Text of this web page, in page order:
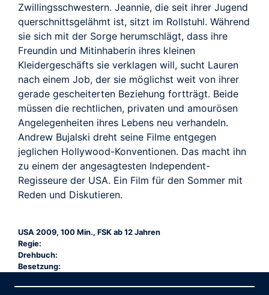
Zwillingsschwestern. Jeannie, die seit ihrer Jugend
querschnittsgelähmt ist, sitzt im Rollstuhl. Während
sie sich mit der Sorge herumschlägt, dass ihre
Freundin und Mitinhaberin ihres kleinen
Kleidergeschäfts sie verklagen will, sucht Lauren
nach einem Job, der sie möglichst weit von ihrer
gerade gescheiterten Beziehung fortträgt. Beide
müssen die rechtlichen, privaten und amourösen
Angelegenheiten ihres Lebens neu verhandeln.
Andrew Bujalski dreht seine Filme entgegen
jeglichen Hollywood-Konventionen. Das macht ihn
zu einem der angesagtesten Independent-
Regisseure der USA. Ein Film für den Sommer mit
Reden und Diskutieren.
USA 2009, 100 Min., FSK ab 12 Jahren
Regie:
Drehbuch:
Besetzung: